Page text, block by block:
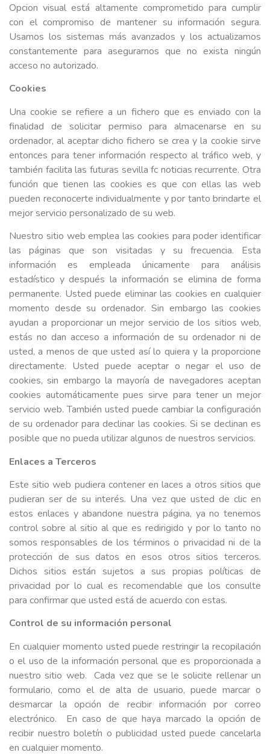
Opcion visual está altamente comprometido para cumplir
con el compromiso de mantener su información segura.
Usamos los sistemas más avanzados y los actualizamos
constantemente para asegurarnos que no exista ningún
acceso no autorizado.
Cookies
Una cookie se refiere a un fichero que es enviado con la
finalidad de solicitar permiso para almacenarse en su
ordenador, al aceptar dicho fichero se crea y la cookie sirve
entonces para tener información respecto al tráfico web, y
también facilita las futuras sevilla fc noticias recurrente. Otra
función que tienen las cookies es que con ellas las web
pueden reconocerte individualmente y por tanto brindarte el
mejor servicio personalizado de su web.
Nuestro sitio web emplea las cookies para poder identificar
las páginas que son visitadas y su frecuencia. Esta
información es empleada únicamente para análisis
estadístico y después la información se elimina de forma
permanente. Usted puede eliminar las cookies en cualquier
momento desde su ordenador. Sin embargo las cookies
ayudan a proporcionar un mejor servicio de los sitios web,
estás no dan acceso a información de su ordenador ni de
usted, a menos de que usted así lo quiera y la proporcione
directamente. Usted puede aceptar o negar el uso de
cookies, sin embargo la mayoría de navegadores aceptan
cookies automáticamente pues sirve para tener un mejor
servicio web. También usted puede cambiar la configuración
de su ordenador para declinar las cookies. Si se declinan es
posible que no pueda utilizar algunos de nuestros servicios.
Enlaces a Terceros
Este sitio web pudiera contener en laces a otros sitios que
pudieran ser de su interés. Una vez que usted de clic en
estos enlaces y abandone nuestra página, ya no tenemos
control sobre al sitio al que es redirigido y por lo tanto no
somos responsables de los términos o privacidad ni de la
protección de sus datos en esos otros sitios terceros.
Dichos sitios están sujetos a sus propias políticas de
privacidad por lo cual es recomendable que los consulte
para confirmar que usted está de acuerdo con estas.
Control de su información personal
En cualquier momento usted puede restringir la recopilación
o el uso de la información personal que es proporcionada a
nuestro sitio web. Cada vez que se le solicite rellenar un
formulario, como el de alta de usuario, puede marcar o
desmarcar la opción de recibir información por correo
electrónico. En caso de que haya marcado la opción de
recibir nuestro boletín o publicidad usted puede cancelarla
en cualquier momento.